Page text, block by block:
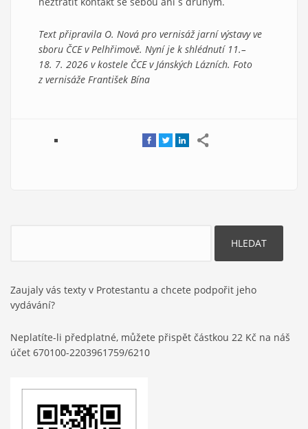
Text připravila O. Nová pro vernisáž jarní výstavy ve
sboru ČCE v Pelhřimově. Nyní je k shlédnutí 11.–
18. 7. 2026 v kostele ČCE v Jánských Lázních. Foto
z vernisáže František Bína
Zaujaly vás texty v Protestantu a chcete podpořit jeho
vydávání?
Neplatíte-li předplatné, můžete přispět částkou 22 Kč na náš
účet 670100-2203961759/6210